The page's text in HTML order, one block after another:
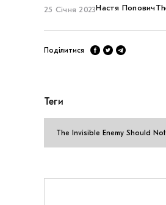
25 Січня 2023Настя Попович
Поділитися
Теги
The Invisible Enemy Should Not